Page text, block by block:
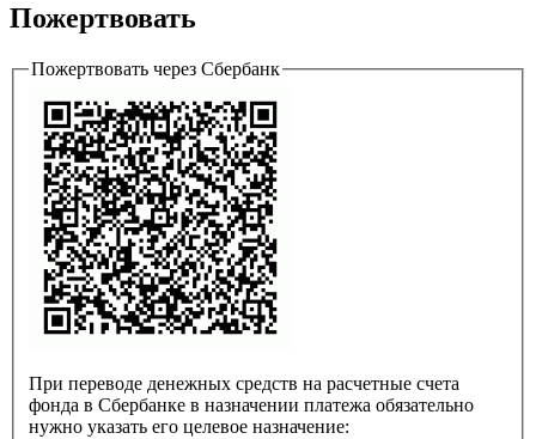
Пожертвовать
Пожертвовать через Сбербанк
При переводе денежных средств на расчетные счета
фонда в Сбербанке в назначении платежа обязательно
нужно указать его целевое назначение: